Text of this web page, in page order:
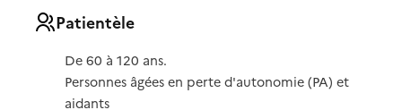
Patientèle
De 60 à 120 ans.
Personnes âgées en perte d'autonomie (PA) et
aidants